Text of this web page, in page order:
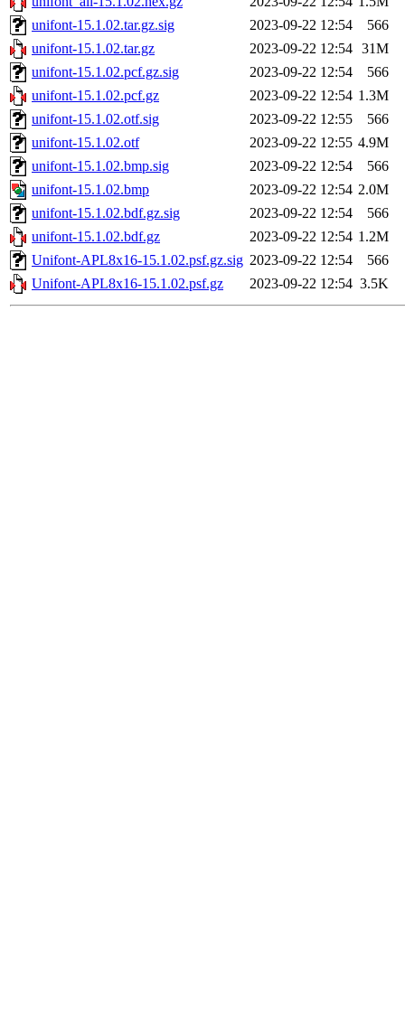
unifont-15.1.02.tar.gz.sig
2023-09-22 12:54
566
unifont-15.1.02.tar.gz
2023-09-22 12:54 31M
unifont-15.1.02.pcf.gz.sig
2023-09-22 12:54
566
unifont-15.1.02.pcf.gz
2023-09-22 12:54 1.3M
unifont-15.1.02.otf.sig
2023-09-22 12:55
566
unifont-15.1.02.otf
2023-09-22 12:55 4.9M
unifont-15.1.02.bmp.sig
2023-09-22 12:54
566
unifont-15.1.02.bmp
2023-09-22 12:54 2.0M
unifont-15.1.02.bdf.gz.sig
2023-09-22 12:54
566
unifont-15.1.02.bdf.gz
2023-09-22 12:54 1.2M
Unifont-APL8x16-15.1.02.psf.gz.sig 2023-09-22 12:54
566
Unifont-APL8x16-15.1.02.psf.gz
2023-09-22 12:54 3.5K